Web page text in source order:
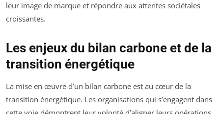
leur image de marque et répondre aux attentes sociétales
croissantes.
Les enjeux du bilan carbone et de la
transition énergétique
La mise en œuvre d’un bilan carbone est au cœur de la
transition énergétique. Les organisations qui s’engagent dans